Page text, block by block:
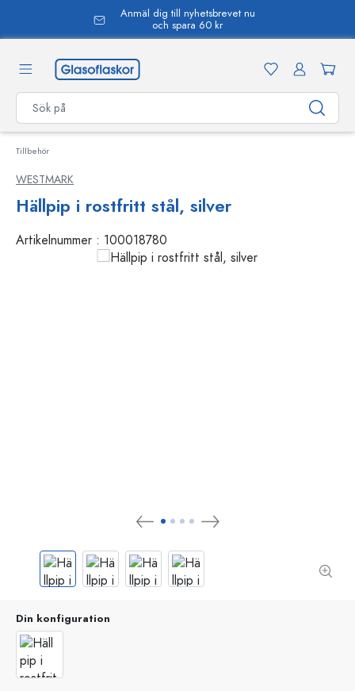
Anmäl dig till nyhetsbrevet nu
och spara 60 kr
Tillbehör
WESTMARK
Hällpip i rostfritt stål, silver
Artikelnummer : 100018780
Din konfiguration